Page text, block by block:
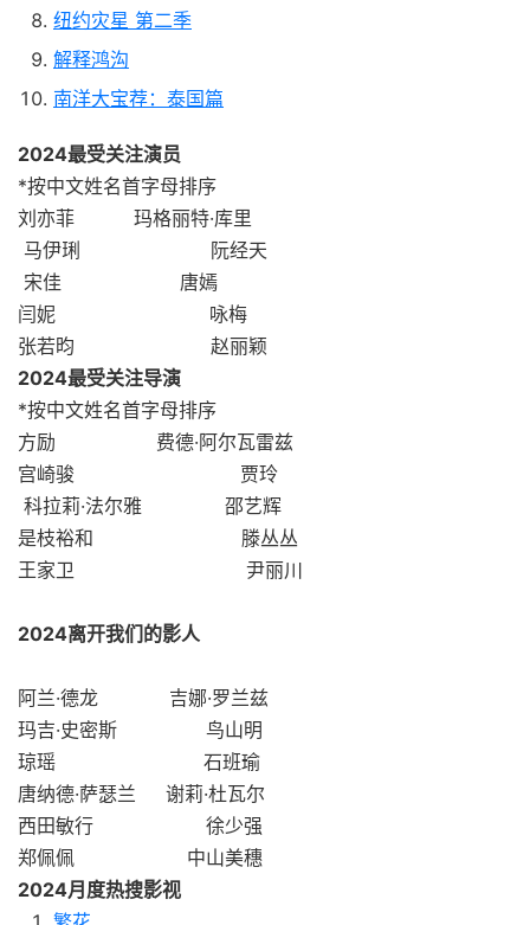
纽约灾星 第二季
解释鸿沟
南洋大宝荐：泰国篇
2024最受关注演员
*按中文姓名首字母排序
刘亦菲 玛格丽特·库里
马伊琍 阮经天
宋佳
唐嫣
闫妮 咏梅
张若昀 赵丽颖
2024最受关注导演
*按中文姓名首字母排序
方励 费德·阿尔瓦雷兹
宫崎骏 贾玲
科拉莉·法尔雅 邵艺辉
是枝裕和 滕丛丛
王家卫 尹丽川
2024离开我们的影人
阿兰·德龙 吉娜·罗兰兹
玛吉·史密斯 鸟山明
琼瑶 石班瑜
唐纳德·萨瑟兰 谢莉·杜瓦尔
西田敏行 徐少强
郑佩佩 中山美穗
2024月度热搜影视